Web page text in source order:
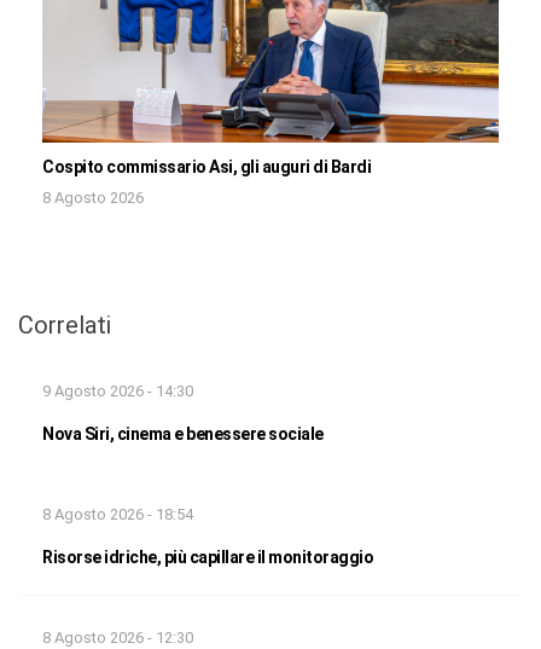
Cospito commissario Asi, gli auguri di Bardi
8 Agosto 2026
Correlati
9 Agosto 2026 - 14:30
Nova Siri, cinema e benessere sociale
8 Agosto 2026 - 18:54
Risorse idriche, più capillare il monitoraggio
8 Agosto 2026 - 12:30